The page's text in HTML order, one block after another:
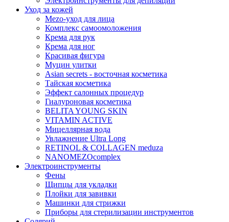
Уход за кожей
Mezo-уход для лица
Комплекс самоомоложения
Крема для рук
Крема для ног
Красивая фигура
Муцин улитки
Asian seсrets - восточная косметика
Тайская косметика
Эффект салонных процедур
Гиалуроновая косметика
BELITA YOUNG SKIN
VITAMIN ACTIVE
Мицеллярная вода
Увлажнение Ultra Long
RETINOL & COLLAGEN meduza
NANOMEZOcomplex
Электроинструменты
Фены
Щипцы для укладки
Плойки для завивки
Машинки для стрижки
Приборы для стерилизации инструментов